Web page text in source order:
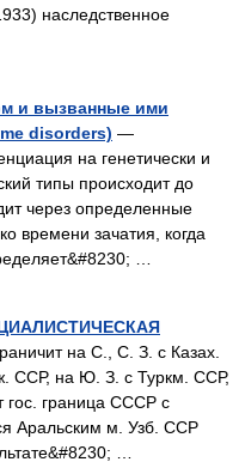
наследственное
и вызванные ими
disorders) —
на генетически и
типы происходит до
через определенные
времени зачатия, когда
…
на С., С. З. с Казах.
ССР, на Ю. З. с Туркм. ССР,
граница СССР с
Аральским м. Узб. ССР
…